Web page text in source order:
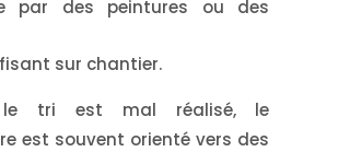
par des peintures ou des
sur chantier.
le tri est mal réalisé, le
est souvent orienté vers des